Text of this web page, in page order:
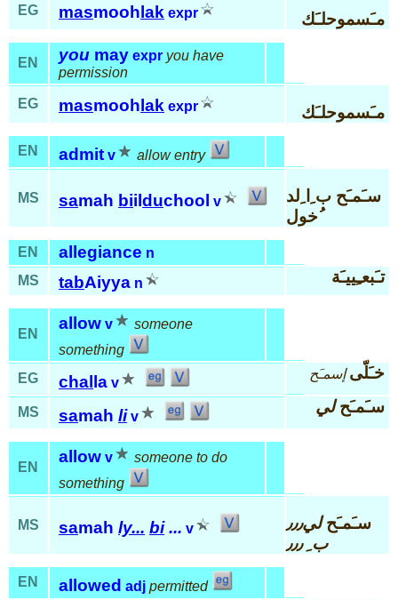
EG masmooh lak expr مـَسموحلـَك
EN you may expr you have
permission
EG masmooh lak expr مـَسموحلـَك
EN admit v allow entry
MS samah biil duchool v
سـَمـَح ب ِا ِلد
ُخول
EN allegiance n
MS
tabAiyya n تـَبعـِييـَة
EN
allow v
someone
something
EG
chal la v
خـَلّى إسمـَح
MS samah li v
سـَمـَحلي
EN
allow v
someone to do
something
MS samah ly... bi... v سـَمـَح
لي٫٫٫
ب ِ ٫٫٫
EN allowed adj permitted